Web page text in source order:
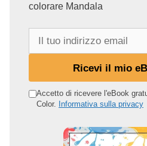
colorare Mandala
o
Ricevi il mio
Accetto di ricevere l'eBook
Color. Informativa sulla privacy